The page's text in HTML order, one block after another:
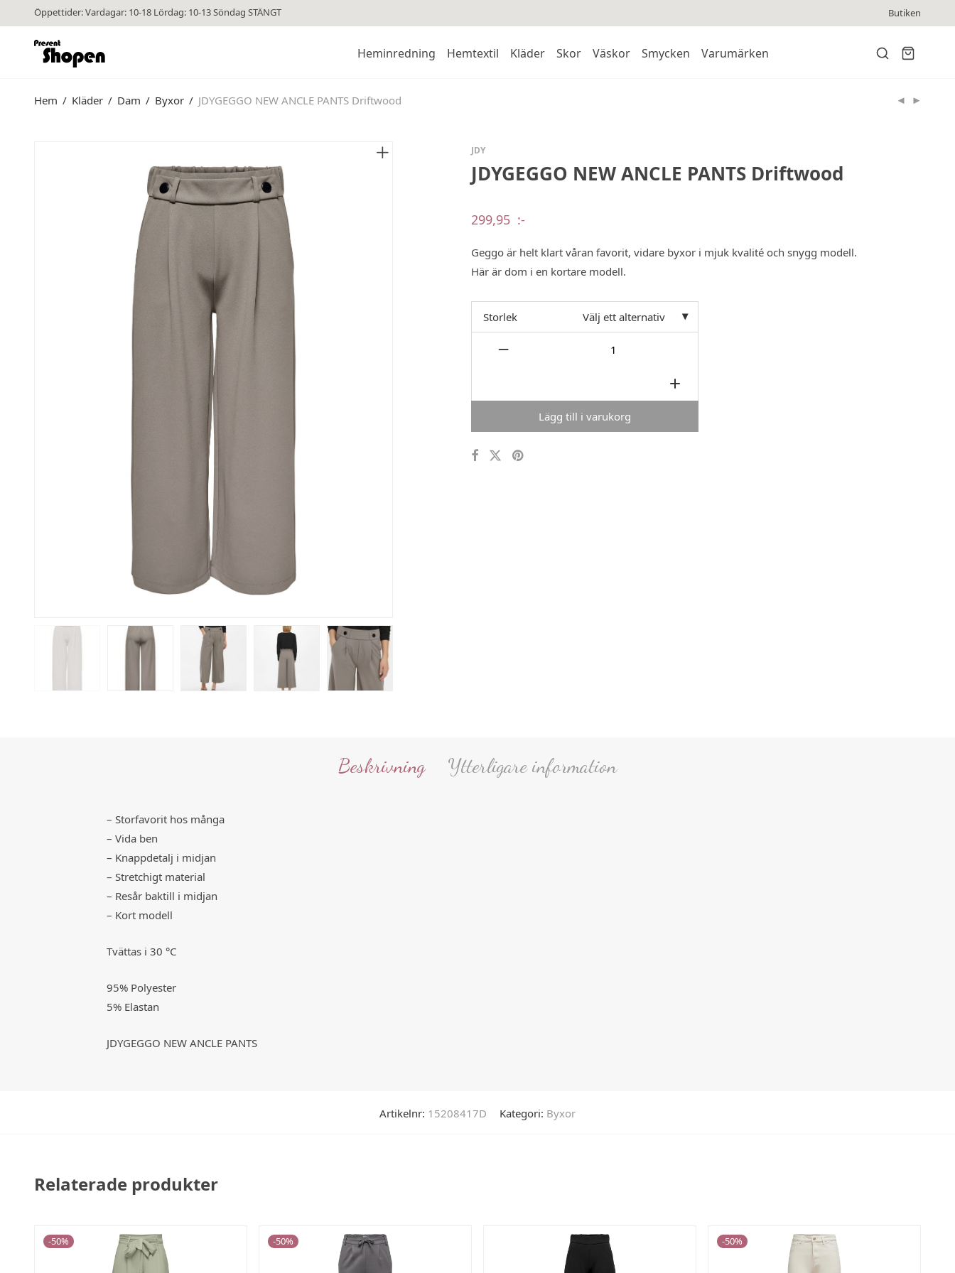
Öppettider: Vardagar: 10-18 Lördag: 10-13 Söndag STÄNGT Butiken
Heminredning Hemtextil Kläder Skor Väskor Smycken Varumärken
Hem / Kläder / Dam / Byxor / JDYGEGGO NEW ANCLE PANTS Driftwood
JDY
JDYGEGGO NEW ANCLE PANTS Driftwood
299,95 :-
Geggo är helt klart våran favorit, vidare byxor i mjuk kvalité och snygg modell.
Här är dom i en kortare modell.
Storlek Välj ett alternativ
Lägg till i varukorg
Beskrivning Ytterligare information
– Storfavorit hos många
– Vida ben
– Knappdetalj i midjan
– Stretchigt material
– Resår baktill i midjan
– Kort modell
Tvättas i 30 °C
95% Polyester
5% Elastan
JDYGEGGO NEW ANCLE PANTS
Artikelnr: 15208417D Kategori: Byxor
Relaterade produkter
-50% -50% -50%